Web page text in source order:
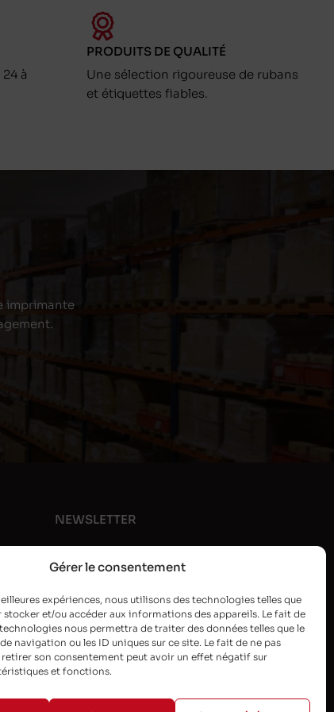
Gérer le consentement
expériences, nous utilisons des technologies telles que
stocker et/ou accéder aux informations des appareils. Le fait de
nous permettra de traiter des données telles que le
navigation ou les ID uniques sur ce site. Le fait de ne pas
son consentement peut avoir un effet négatif sur
et fonctions.
à
PRODUITS DE QUALITÉ
Une sélection rigoureuse de rubans
et étiquettes fiables.
imprimante
NEWSLETTER